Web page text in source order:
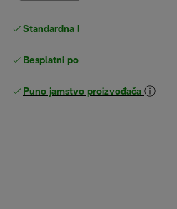
Standardna besplatna
Besplatni povrati
Puno jamstvo proizvođača